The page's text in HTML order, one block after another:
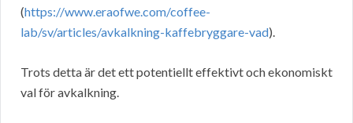
(https://www.eraofwe.com/coffee-
lab/sv/articles/avkalkning-kaffebryggare-vad).
Trots detta är det ett potentiellt effektivt och ekonomiskt
val för avkalkning.